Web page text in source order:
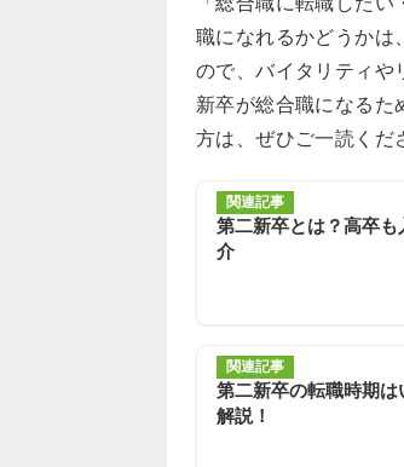
職になれるかどうかは
ので、バイタリティや
新卒が総合職になるた
方は、ぜひご一読くだ
関連記事
第二新卒とは？高卒
介
関連記事
第二新卒の転職時期
解説！